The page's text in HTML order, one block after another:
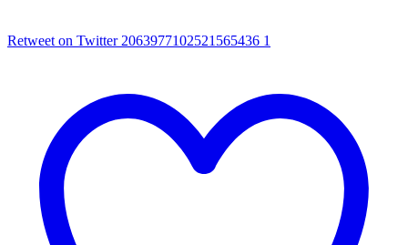
Retweet on Twitter 2063977102521565436 1